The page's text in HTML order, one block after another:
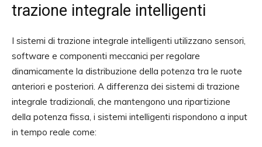
trazione integrale intelligenti
I sistemi di trazione integrale intelligenti utilizzano sensori,
software e componenti meccanici per regolare
dinamicamente la distribuzione della potenza tra le ruote
anteriori e posteriori. A differenza dei sistemi di trazione
integrale tradizionali, che mantengono una ripartizione
della potenza fissa, i sistemi intelligenti rispondono a input
in tempo reale come: